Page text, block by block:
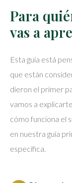
Para
vas a
Esta guía está
que están
dieron el primer
vamos a
cómo funciona el
en nuestra guía
específica.